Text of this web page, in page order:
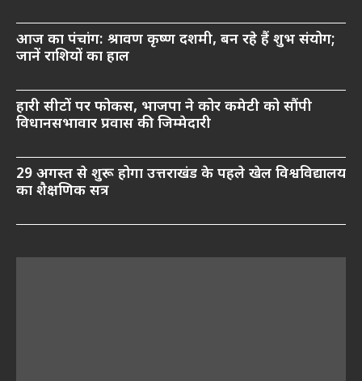
आज का पंचांग: श्रावण कृष्ण दशमी, बन रहे हैं शुभ संयोग;
जानें राशियों का हाल
हारी सीटों पर फोकस, भाजपा ने कोर कमेटी को सौंपी
विधानसभावार प्रवास की जिम्मेदारी
29 अगस्त से शुरू होगा उत्तराखंड के पहले खेल विश्वविद्यालय
का शैक्षणिक सत्र